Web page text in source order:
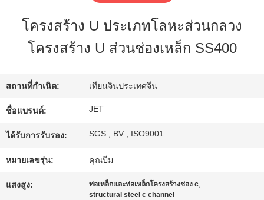
ทัวร์
การ
ควบคุม
คุณภาพ
โครงสร้าง U ประเภทโลหะส่วนกลวง
โครงสร้าง U ส่วนช่องเหล็ก SS400
สถานที่กำเนิด: เทียนจินประเทศจีน
ชื่อแบรนด์: JET
ได้รับการรับรอง: SGS , BV , ISO9001
หมายเลขรุ่น: คุณบีม
แสงสูง: ท่อเหล็กและท่อเหล็กโครงสร้างช่อง c,
structural steel c channel